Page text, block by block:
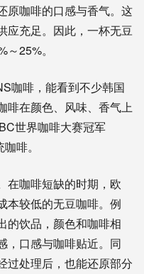
原咖啡的口感与香气。这
应充足。因此，一杯无豆
25%。
咖啡，能看到不少韩国
啡在颜色、风味、香气上
世界咖啡大赛冠军
啡。
在咖啡短缺的时期，欧
本较低的无豆咖啡。例
的饮品，颜色和咖啡相
，口感与咖啡贴近。同
过处理后，也能还原部分